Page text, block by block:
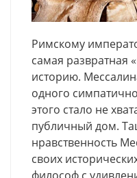
Римскому
самая развратная
историю.
одного
этого стало не
публичный дом.
нравственность
своих